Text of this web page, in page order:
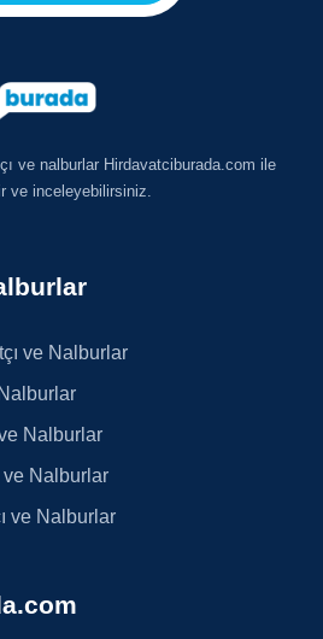
ve nalburlar Hirdavatciburada.com ile
ve inceleyebilirsiniz.
ve Nalburlar
Nalburlar
ve Nalburlar
ve Nalburlar